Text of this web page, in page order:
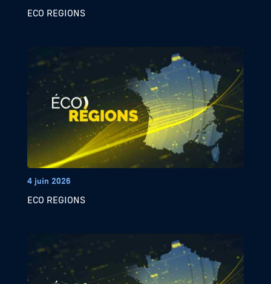
ECO REGIONS
4 juin 2026
ECO REGIONS